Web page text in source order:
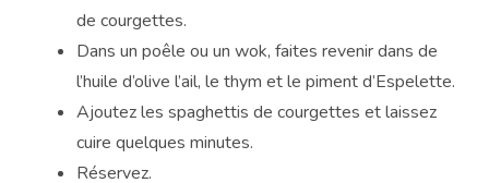
de courgettes.
Dans un poêle ou un wok, faites revenir dans de
l’huile d’olive l’ail, le thym et le piment d’Espelette.
Ajoutez les spaghettis de courgettes et laissez
cuire quelques minutes.
Réservez.